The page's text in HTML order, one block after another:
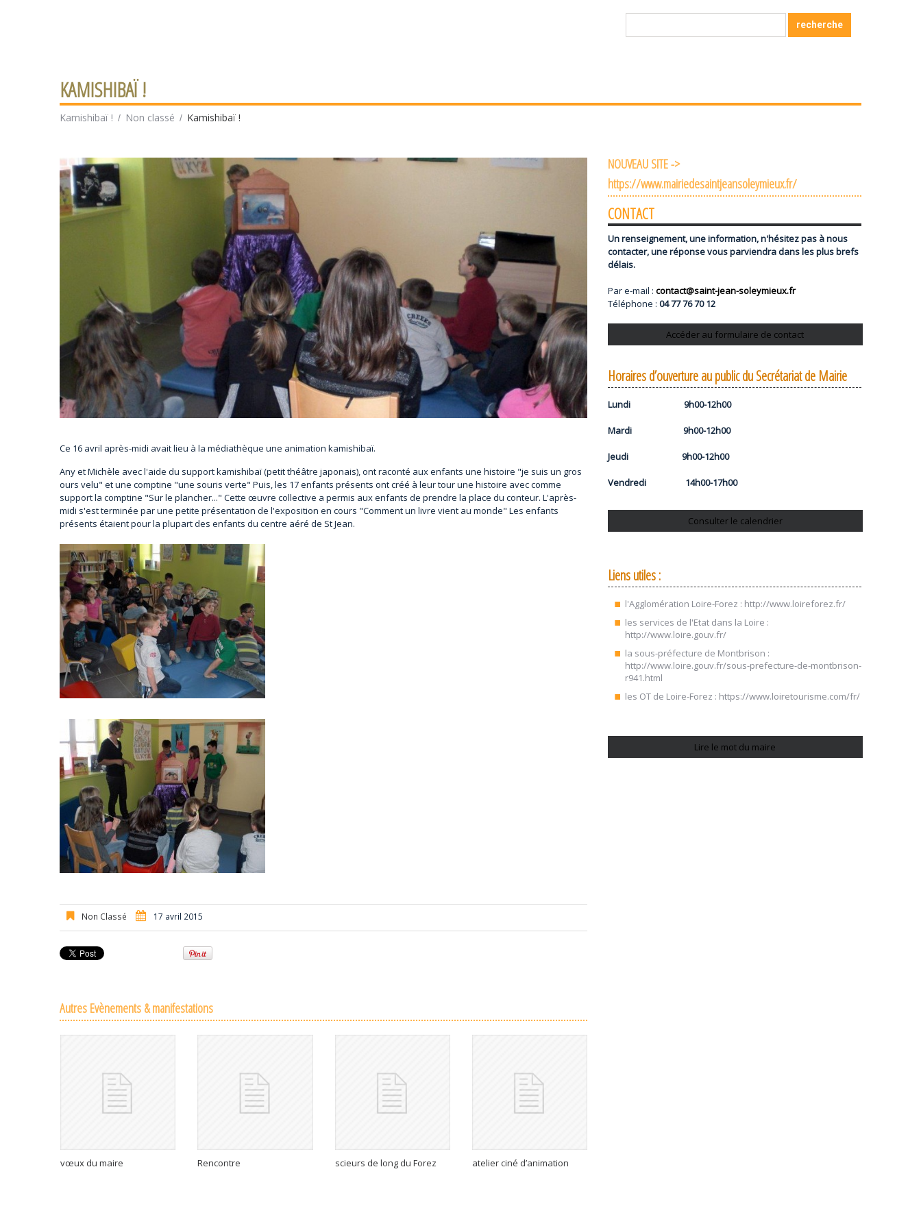
KAMISHIBAÏ !
Kamishibaï ! Non classé Kamishibaï !
Ce 16 avril après-midi avait lieu à la médiathèque une animation kamishibaï.
Any et Michèle avec l'aide du support kamishibaï (petit théâtre japonais), ont raconté aux enfants une histoire "je suis un gros
ours velu" et une comptine "une souris verte" Puis, les 17 enfants présents ont créé à leur tour une histoire avec comme
support la comptine "Sur le plancher..." Cette œuvre collective a permis aux enfants de prendre la place du conteur. L'après-
midi s'est terminée par une petite présentation de l'exposition en cours "Comment un livre vient au monde" Les enfants
présents étaient pour la plupart des enfants du centre aéré de St Jean.
Non Classé 17 avril 2015
Autres Evènements & manifestations
vœux du maire Rencontre scieurs de long du Forez atelier ciné d’animation
NOUVEAU SITE ->
https://www.mairiedesaintjeansoleymieux.fr/
CONTACT
Un renseignement, une information, n'hésitez pas à nous
contacter, une réponse vous parviendra dans les plus brefs
délais.
Par e-mail : contact@saint-jean-soleymieux.fr
Téléphone : 04 77 76 70 12
Accéder au formulaire de contact
Horaires d’ouverture au public du Secrétariat de Mairie
Lundi 9h00-12h00
Mardi 9h00-12h00
Jeudi 9h00-12h00
Vendredi 14h00-17h00
Consulter le calendrier
Liens utiles :
l'Agglomération Loire-Forez : http://www.loireforez.fr/
les services de l'Etat dans la Loire :
http://www.loire.gouv.fr/
la sous-préfecture de Montbrison :
http://www.loire.gouv.fr/sous-prefecture-de-montbrison-
r941.html
les OT de Loire-Forez : https://www.loiretourisme.com/fr/
Lire le mot du maire